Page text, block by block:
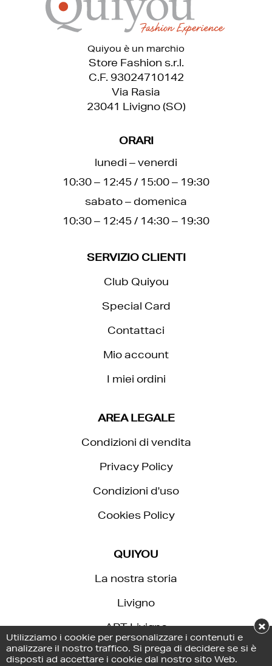
Utilizziamo i cookie per personalizzare i contenuti e
analizzare il nostro traffico. Si prega di decidere se si è
disposti ad accettare i cookie dal nostro sito Web.
×
Quiyou è un marchio
Store Fashion s.r.l.
C.F. 93024710142
Via Rasia
23041 Livigno (SO)
ORARI
lunedi – venerdi
10:30 – 12:45 / 15:00 – 19:30
sabato – domenica
10:30 – 12:45 / 14:30 – 19:30
SERVIZIO CLIENTI
Club Quiyou
Special Card
Contattaci
Mio account
I miei ordini
AREA LEGALE
Condizioni di vendita
Privacy Policy
Condizioni d'uso
Cookies Policy
QUIYOU
La nostra storia
Livigno
APT Livigno
Aquagranda